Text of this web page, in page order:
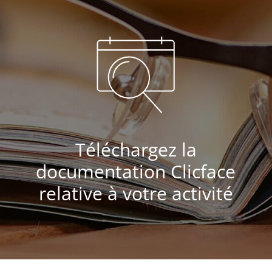
Téléchargez la
documentation Clicface
relative à votre activité